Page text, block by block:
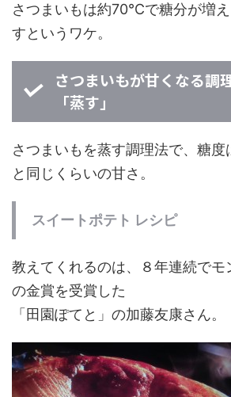
さつまいもは約70℃で糖分が増
すというワケ。
さつまいもが甘くなる調
「蒸す」
さつまいもを蒸す調理法で、糖
と同じくらいの甘さ。
スイートポテト レシピ
教えてくれるのは、８年連続でモ
の金賞を受賞した
「田園ぽてと」の加藤友康さん。